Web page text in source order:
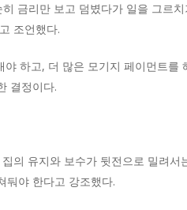
금리만 보고 덤볐다가 일을 그르
조언했다.
하고, 더 많은 모기지 페이먼트
결정이다.
의 유지와 보수가 뒷전으로 밀려
둬야 한다고 강조했다.